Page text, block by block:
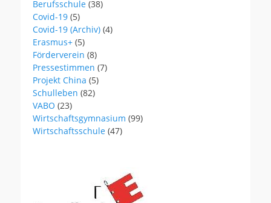
Berufsschule (38)
Covid-19 (5)
Covid-19 (Archiv) (4)
Erasmus+ (5)
Förderverein (8)
Pressestimmen (7)
Projekt China (5)
Schulleben (82)
VABO (23)
Wirtschaftsgymnasium (99)
Wirtschaftsschule (47)